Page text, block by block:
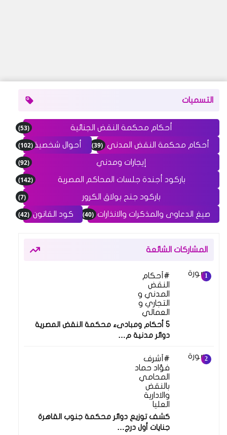
التسميات
أحكام محكمة النقض الجنائية (53)
أحكام محكمة النقض المدني (39) أحوال شخصية(102)
إيجارات ومدني (92)
باركود أجندة جلسات المحاكم المصرية (142)
باركود جنح بولاق الكرور (7)
صيغ الدعاوى والمذكرات والانذارات (40) كود القانون (42)
المشاركات الشائعة
أحكام
النقض
المدني و
التجاري و
العمالي
5 أحكام ومبادىء محكمة النقض المصرية
دوائر مدنية م…
أشرف
فؤاد حماد
المحامي
بالنقض
والادارية
العليا
كشف توزيع دوائر محكمة جنوب القاهرة
جنايات أول درج…